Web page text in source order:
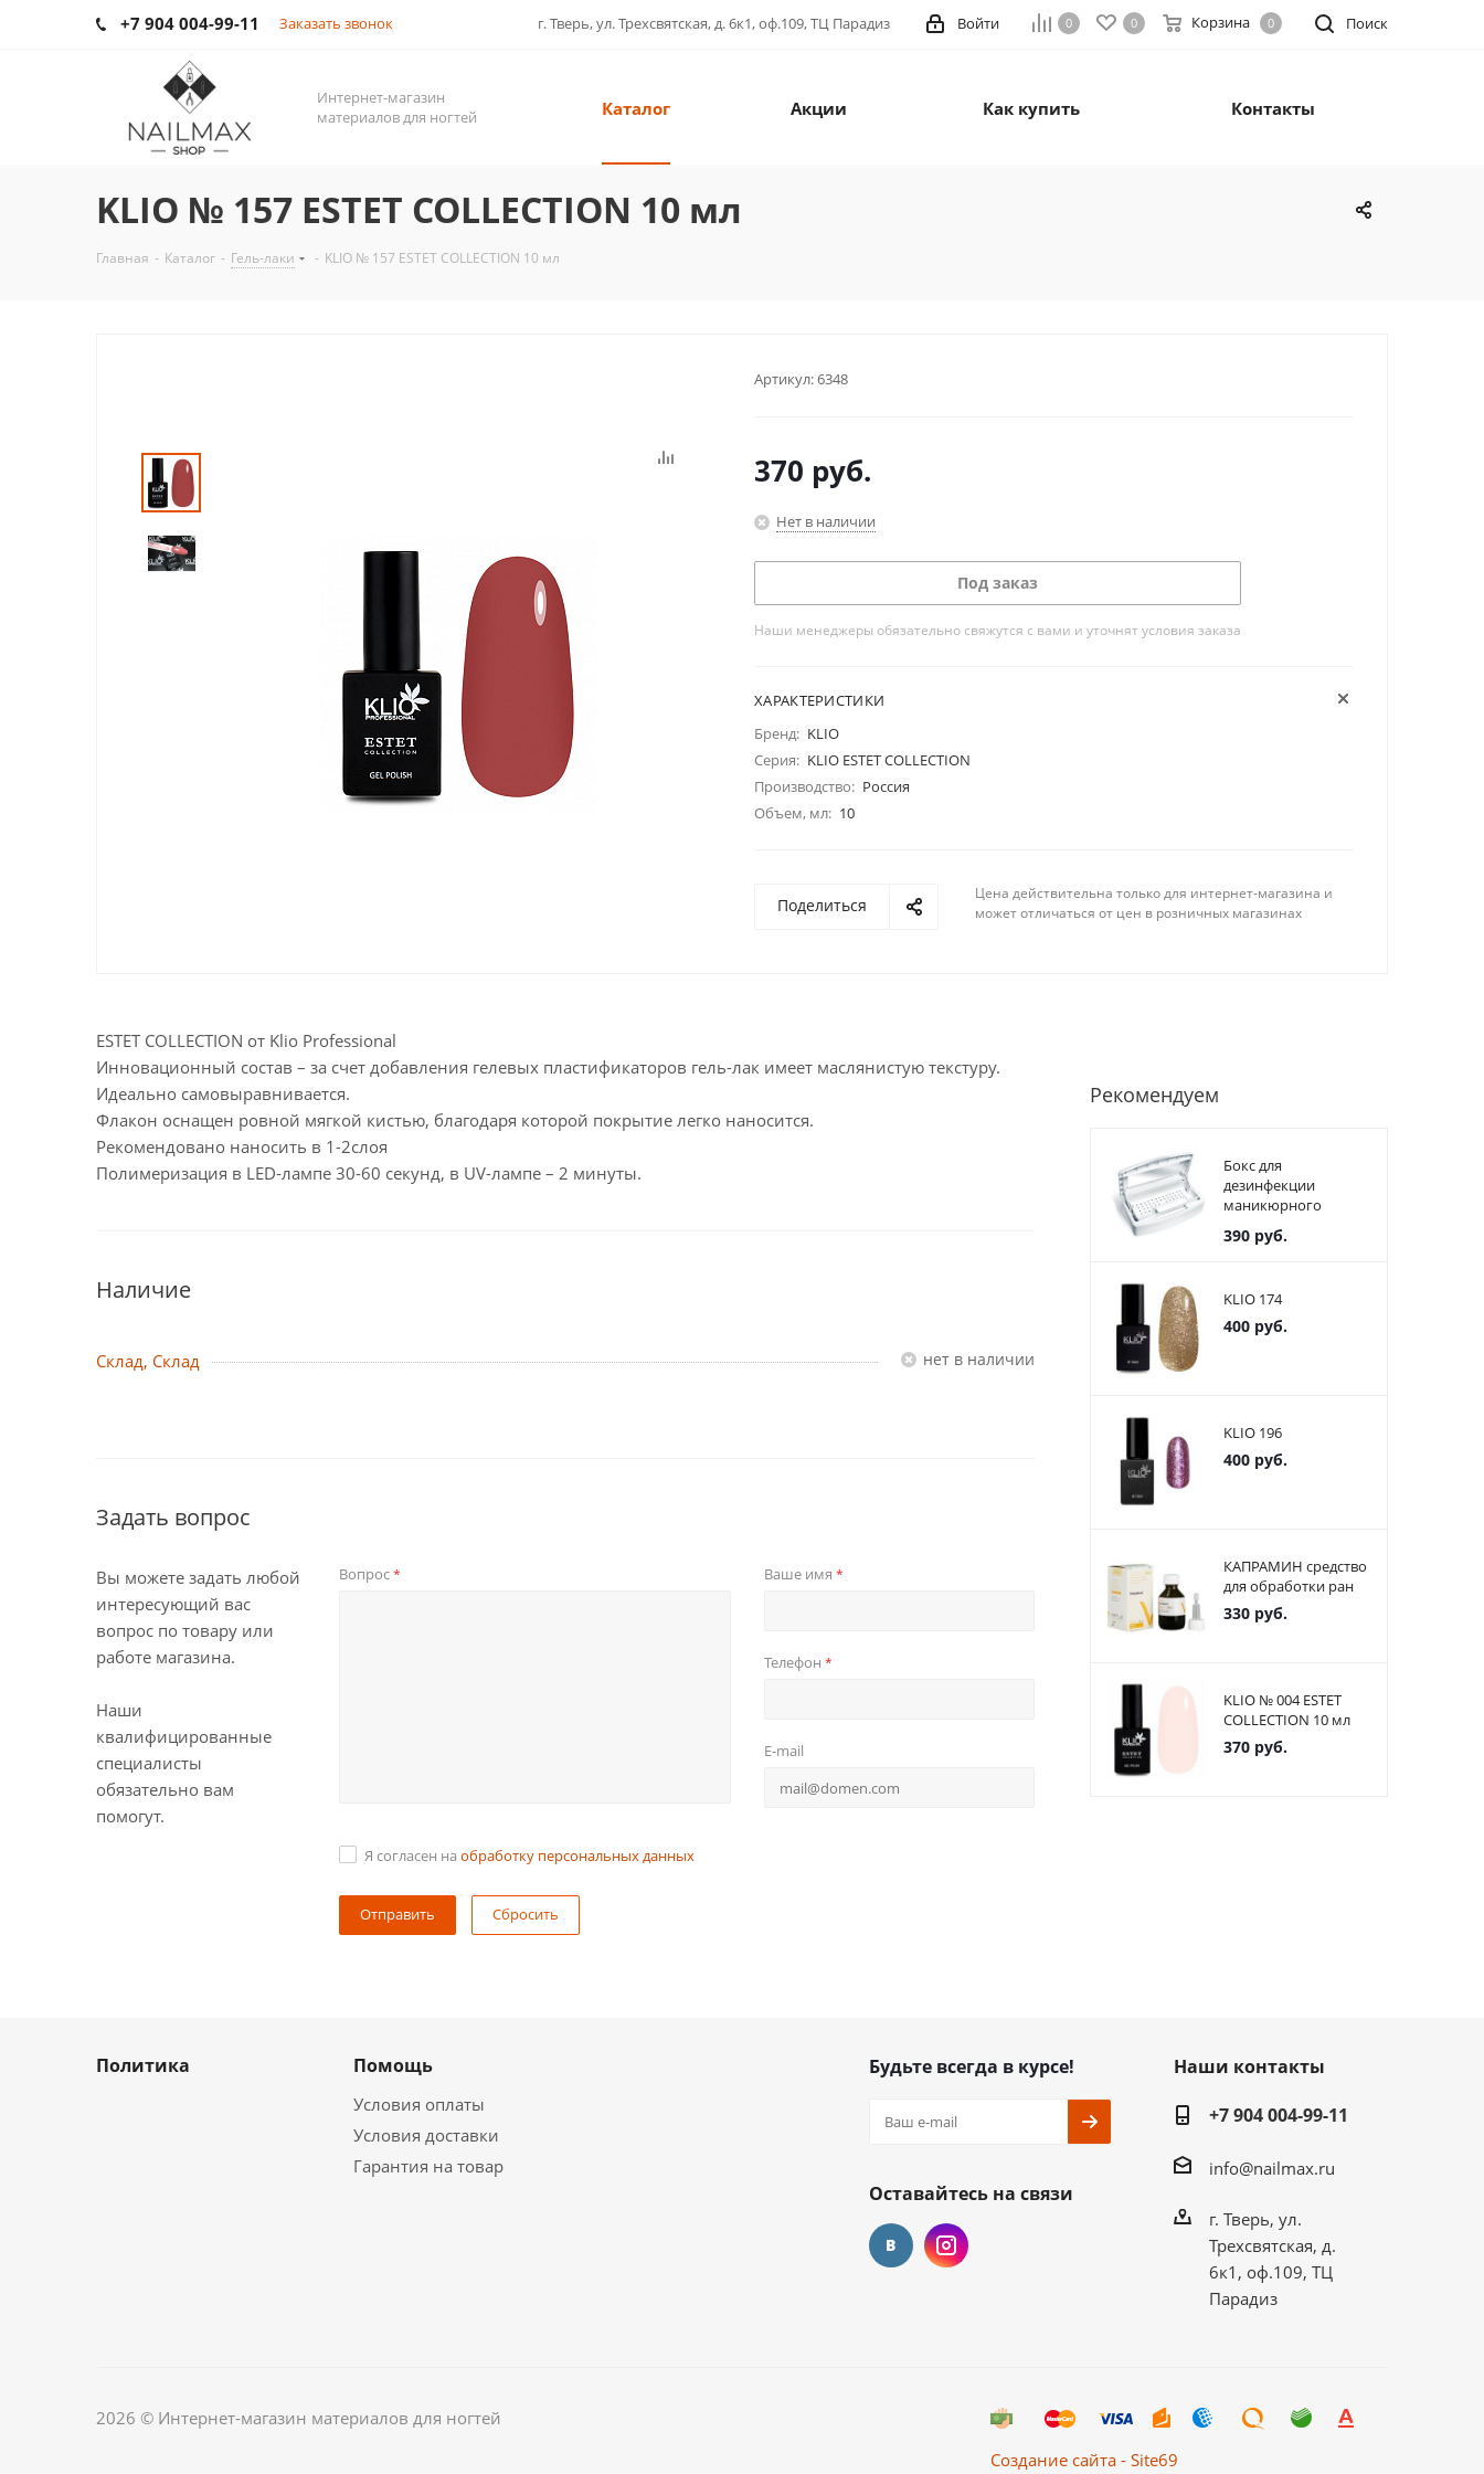
+7 904 004-99-11 Заказать звонок г. Тверь, ул. Трехсвятская, д. 6к1, оф.109, ТЦ Парадиз Поиск
0 0 Корзина 0
Войти
Интернет-магазин
материалов для ногтей
Каталог Акции Как купить Контакты
KLIO № 157 ESTET COLLECTION 10 мл
Главная - Каталог - Гель-лаки - KLIO № 157 ESTET COLLECTION 10 мл
Артикул:6348
370 руб.
Нет в наличии
Под заказ
Наши менеджеры обязательно свяжутся с вами и уточнят условия заказа
ХАРАКТЕРИСТИКИ
Бренд: KLIO
Серия: KLIO ESTET COLLECTION
Производство: Россия
Объем, мл: 10
Поделиться
Цена действительна только для интернет-магазина и
может отличаться от цен в розничных магазинах
ESTET COLLECTION от Klio Professional
Инновационный состав – за счет добавления гелевых пластификаторов гель-лак имеет маслянистую текстуру.
Идеально самовыравнивается.
Флакон оснащен ровной мягкой кистью, благодаря которой покрытие легко наносится.
Рекомендовано наносить в 1-2слоя
Полимеризация в LED-лампе 30-60 секунд, в UV-лампе – 2 минуты.
Наличие
Склад, Склад Нет в наличии
Задать вопрос
Вы можете задать любой
интересующий вас
вопрос по товару или
работе магазина.
Наши
квалифицированные
специалисты
обязательно вам
помогут.
Вопрос* Ваше имя *
Телефон *
E-mail
Я согласен на обработку персональных данных
Сбросить
Рекомендуем
Бокс для
дезинфекции
маникюрного
инструмента
пластиковый
390 руб.
KLIO 174
400 руб.
KLIO 196
400 руб.
КАПРАМИН средство
для обработки ран
330 руб.
KLIO № 004 ESTET
COLLECTION 10 мл
370 руб.
Политика Помощь
Условия оплаты
Условия доставки
Гарантия на товар
Будьте всегда в курсе!
Оставайтесь на связи
Наши контакты
+7 904 004-99-11
info@nailmax.ru
г. Тверь, ул.
Трехсвятская, д.
6к1, оф.109, ТЦ
Парадиз
2026 © Интернет-магазин материалов для ногтей
Создание сайта - Site69